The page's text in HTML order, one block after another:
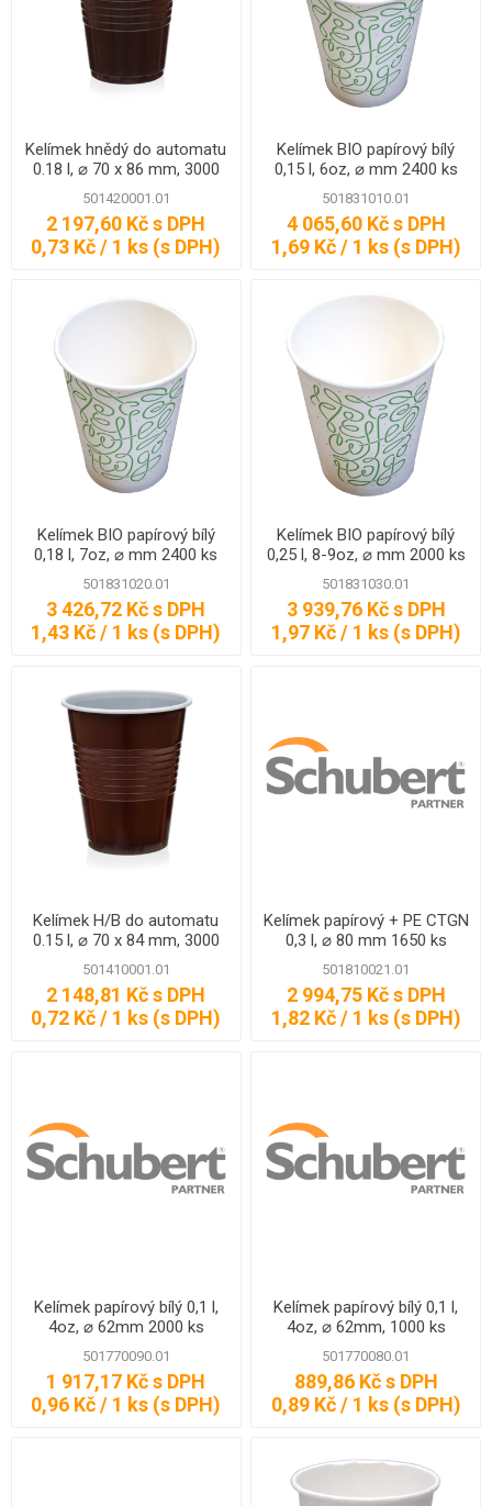
Kelímek hnědý do automatu
0.18 l, ⌀ 70 x 86 mm, 3000
ks
501420001.01
2 197,60 Kč s DPH
0,73 Kč / 1 ks (s DPH)
Kelímek BIO papírový bílý
0,15 l, 6oz, ⌀ mm 2400 ks
501831010.01
4 065,60 Kč s DPH
1,69 Kč / 1 ks (s DPH)
Kelímek BIO papírový bílý
0,18 l, 7oz, ⌀ mm 2400 ks
501831020.01
3 426,72 Kč s DPH
1,43 Kč / 1 ks (s DPH)
Kelímek BIO papírový bílý
0,25 l, 8-9oz, ⌀ mm 2000 ks
501831030.01
3 939,76 Kč s DPH
1,97 Kč / 1 ks (s DPH)
Kelímek H/B do automatu
0.15 l, ⌀ 70 x 84 mm, 3000
ks
501410001.01
2 148,81 Kč s DPH
0,72 Kč / 1 ks (s DPH)
Kelímek papírový + PE CTGN
0,3 l, ⌀ 80 mm 1650 ks
501810021.01
2 994,75 Kč s DPH
1,82 Kč / 1 ks (s DPH)
Kelímek papírový bílý 0,1 l,
4oz, ⌀ 62mm 2000 ks
501770090.01
1 917,17 Kč s DPH
0,96 Kč / 1 ks (s DPH)
Kelímek papírový bílý 0,1 l,
4oz, ⌀ 62mm, 1000 ks
501770080.01
889,86 Kč s DPH
0,89 Kč / 1 ks (s DPH)